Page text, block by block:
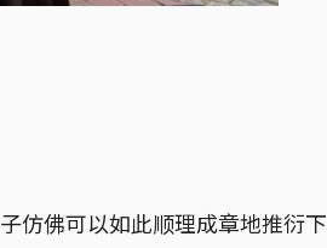
仿佛可以如此顺理成章地推衍下